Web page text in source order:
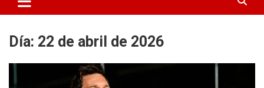
Día: 22 de abril de 2026